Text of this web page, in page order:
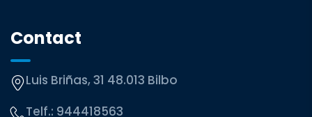
Contact
Luis Briñas, 31 48.013 Bilbo
Telf.: 944418563